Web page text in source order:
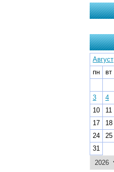
Август
пн
вт
3
4
10
11
17
18
24
25
31